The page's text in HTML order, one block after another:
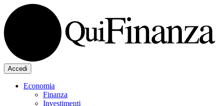
Accedi
Economia
Finanza
Investimenti